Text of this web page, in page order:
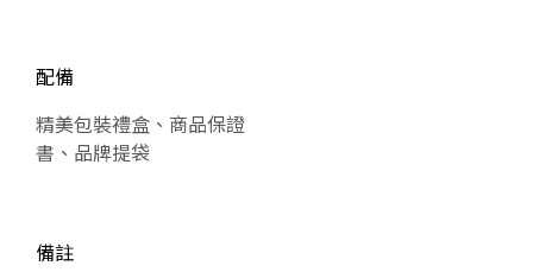
配備
精美包裝禮盒、商品保證
書、品牌提袋
備註